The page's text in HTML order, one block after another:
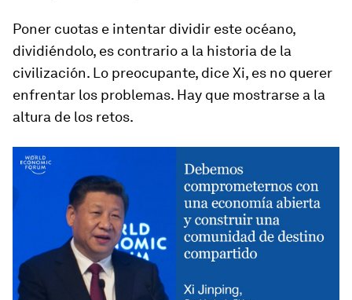
Poner cuotas e intentar dividir este océano,
dividiéndolo, es contrario a la historia de la
civilización. Lo preocupante, dice Xi, es no querer
enfrentar los problemas. Hay que mostrarse a la
altura de los retos.